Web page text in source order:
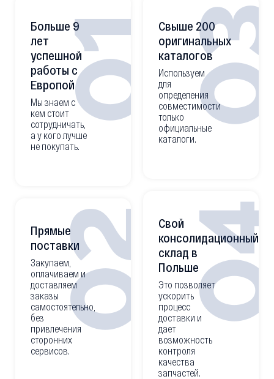
01
Больше 9
лет
успешной
работы с
Европой
Мы знаем с
кем стоит
сотрудничать,
а у кого лучше
не покупать.
02
Прямые
поставки
Закупаем,
оплачиваем и
доставляем
заказы
самостоятельно,
без
привлечения
сторонних
сервисов.
Свыше 200
оригинальных
каталогов
Используем
для
определения
совместимости
только
официальные
каталоги.
Свой
консолидационный
склад в
Польше
Это позволяет
ускорить
процесс
доставки и
дает
возможность
контроля
качества
запчастей.